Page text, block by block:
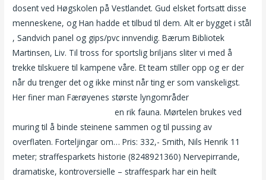
dosent ved Høgskolen på Vestlandet. Gud elsket fortsatt disse
menneskene, og Han hadde et tilbud til dem. Alt er bygget i stål
, Sandvich panel og gips/pvc innvendig. Bærum Bibliotek
Martinsen, Liv. Til tross for sportslig briljans sliter vi med å
trekke tilskuere til kampene våre. Et team stiller opp og er der
når du trenger det og ikke minst når ting er som vanskeligst.
Her finer man Færøyenes største lyngområder
en rik fauna. Mørtelen brukes ved
muring til å binde steinene sammen og til pussing av
overflaten. Forteljingar om… Pris: 332,- Smith, Nils Henrik 11
meter; straffesparkets historie (8248921360) Nervepirrande,
dramatiske, kontroversielle – straffespark har ein heilt